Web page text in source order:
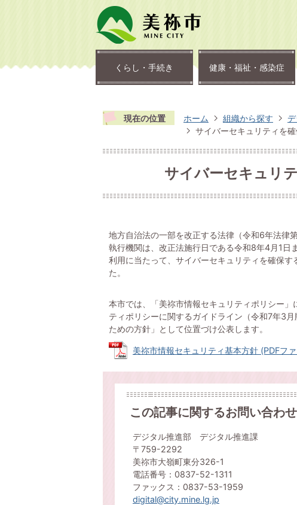
くらし・手続き 健康・福祉・感染症
現在の位置 ホーム 組織から探す
サイバーセキュリティを
サイバーセキュリ
地方自治法の一部を改正する法律（令和6年法律
執行機関は、改正法施行日である令和8年4月1日
利用に当たって、サイバーセキュリティを確保
た。
本市では、「美祢市情報セキュリティポリシー
ティポリシーに関するガイドライン（令和7年3
ための方針」として位置づけ公表します。
美祢市情報セキュリティ基本方針 (PDFフ
この記事に関するお問い合わ
デジタル推進部 デジタル推進課
〒759-2292
美祢市大嶺町東分326-1
電話番号：0837-52-1311
ファックス：0837-53-1959
digital@city.mine.lg.jp